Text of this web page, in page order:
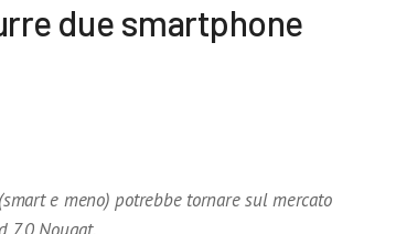
due smartphone
e meno) potrebbe tornare sul mercato